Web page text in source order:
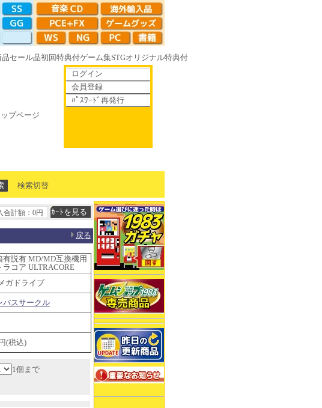
セール品初回特典付ゲーム集STGオリジナル特典付
プページ
がて散りゆく鏡の花へ 70年代風ロボットアニメ ゲッP-X アレサCOLLECTION 1993-
ログイン
会員登録
ﾊﾟｽﾜｰﾄﾞ再発行
検索切替
合計額：0円
戻る
有説有 MD/MD互換機用
ラコア ULTRACORE
ガドライブ
バスサークル
(税込)
1個まで